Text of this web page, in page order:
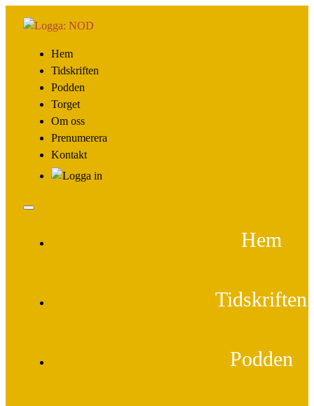
Hem
Tidskriften
Podden
Torget
Om oss
Prenumerera
Kontakt
Hem
Tidskriften
Podden